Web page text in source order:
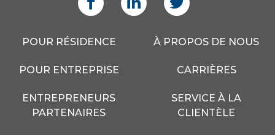
POUR RÉSIDENCE
POUR ENTREPRISE
ENTREPRENEURS
PARTENAIRES
À PROPOS DE NOUS
CARRIÈRES
SERVICE À LA
CLIENTÈLE